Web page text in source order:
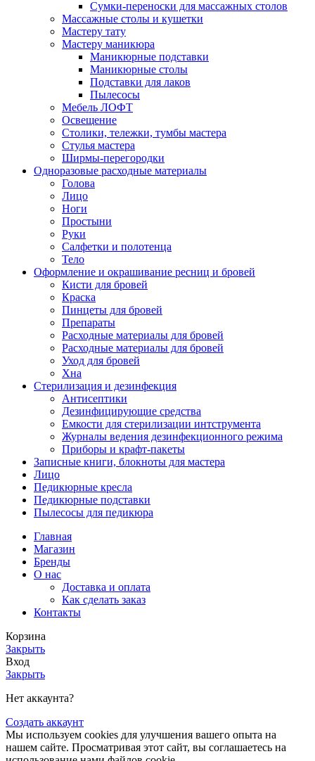
Сумки-переноски для массажных столов
Массажные столы и кушетки
Мастеру тату
Мастеру маникюра
Маникюрные подставки
Маникюрные столы
Подставки для лаков
Пылесосы
Мебель ЛОФТ
Освещение
Столики, тележки, тумбы мастера
Стулья мастера
Ширмы-перегородки
Одноразовые расходные материалы
Голова
Лицо
Ноги
Простыни
Руки
Салфетки и полотенца
Тело
Оформление и окрашивание ресниц и бровей
Кисти для бровей
Краска
Пинцеты для бровей
Препараты
Расходные материалы для бровей
Расходные материалы для бровей
Уход для бровей
Хна
Стерилизация и дезинфекция
Антисептики
Дезинфицирующие средства
Емкости для стерилизации интструмента
Журналы ведения дезинфекционного режима
Приборы и крафт-пакеты
Записные книги, блокноты для мастера
Лицо
Педикюрные кресла
Педикюрные подставки
Пылесосы для педикюра
Главная
Магазин
Бренды
О нас
Доставка и оплата
Как сделать заказ
Контакты
Корзина
Закрыть
Вход
Закрыть
Нет аккаунта?
Создать аккаунт
Мы используем cookies для улучшения вашего опыта на
нашем сайте. Просматривая этот сайт, вы соглашаетесь на